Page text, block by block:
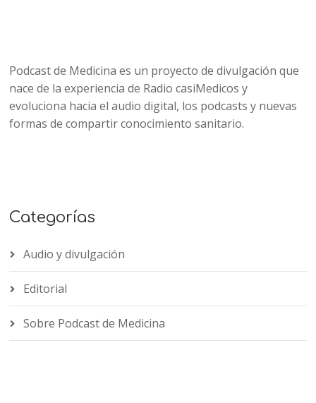
Podcast de Medicina es un proyecto de divulgación que
nace de la experiencia de Radio casiMedicos y
evoluciona hacia el audio digital, los podcasts y nuevas
formas de compartir conocimiento sanitario.
Categorías
Audio y divulgación
Editorial
Sobre Podcast de Medicina